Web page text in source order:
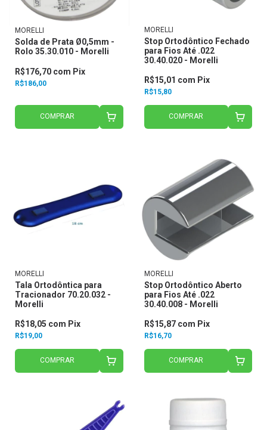
MORELLI
Solda de Prata Ø0,5mm -
Rolo 35.30.010 - Morelli
R$186,00
R$176,70 com Pix
COMPRAR
MORELLI
Stop Ortodôntico Fechado
para Fios Até .022
30.40.020 - Morelli
R$15,80
R$15,01 com Pix
COMPRAR
MORELLI
Tala Ortodôntica para
Tracionador 70.20.032 -
Morelli
R$19,00
R$18,05 com Pix
COMPRAR
MORELLI
Stop Ortodôntico Aberto
para Fios Até .022
30.40.008 - Morelli
R$16,70
R$15,87 com Pix
COMPRAR